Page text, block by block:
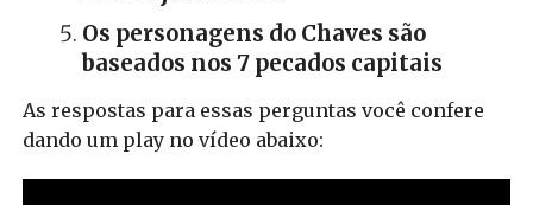
Os personagens do Chaves são
baseados nos 7 pecados capitais
As respostas para essas perguntas você confere
dando um play no vídeo abaixo: